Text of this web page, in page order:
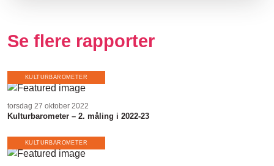
Se flere rapporter
KULTURBAROMETER
torsdag 27 oktober 2022
Kulturbarometer – 2. måling i 2022-23
KULTURBAROMETER